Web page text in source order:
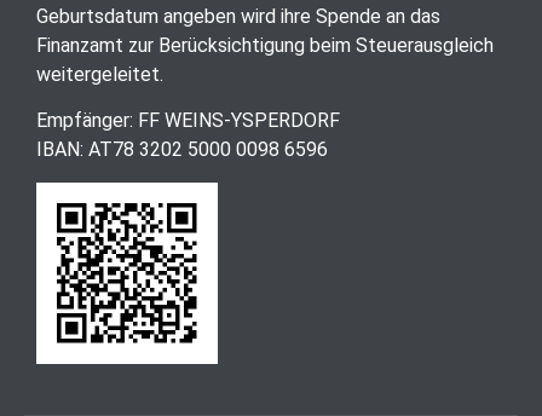
Geburtsdatum angeben wird ihre Spende an das
Finanzamt zur Berücksichtigung beim Steuerausgleich
weitergeleitet.
Empfänger: FF WEINS-YSPERDORF
IBAN: AT78 3202 5000 0098 6596